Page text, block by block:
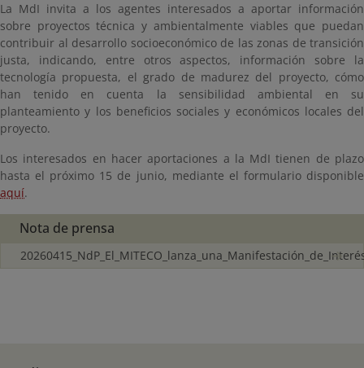
La MdI invita a los agentes interesados a aportar información
sobre proyectos técnica y ambientalmente viables que puedan
contribuir al desarrollo socioeconómico de las zonas de transición
justa, indicando, entre otros aspectos, información sobre la
tecnología propuesta, el grado de madurez del proyecto, cómo
han tenido en cuenta la sensibilidad ambiental en su
planteamiento y los beneficios sociales y económicos locales del
proyecto.
Los interesados en hacer aportaciones a la MdI tienen de plazo
hasta el próximo 15 de junio, mediante el formulario disponible
aquí.
Nota de prensa